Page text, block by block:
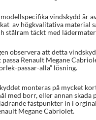
vindskydd är
av högkvalitativa material
stålram täckt med
observera att detta
Renault Megane
passar-alla” lösning.
monteras på mycket
med borr, eller annan skada
fästpunkter in i
Megane Cabriolet.